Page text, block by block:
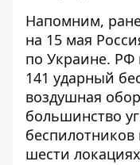
Напомним,
на 15 мая
по Украине. РФ
141 ударный
воздушная
большинство
беспилотников
шести